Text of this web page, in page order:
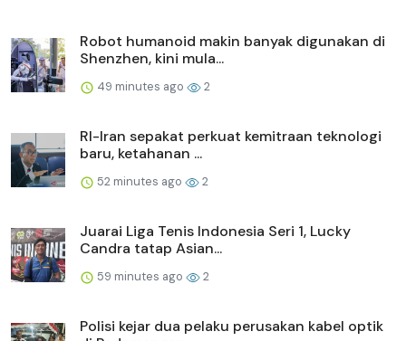
Robot humanoid makin banyak digunakan di
Shenzhen, kini mula...
49 minutes ago 2
RI-Iran sepakat perkuat kemitraan teknologi
baru, ketahanan ...
52 minutes ago 2
Juarai Liga Tenis Indonesia Seri 1, Lucky
Candra tatap Asian...
59 minutes ago 2
Polisi kejar dua pelaku perusakan kabel optik